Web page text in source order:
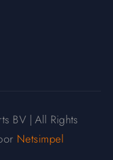
BV | All Rights
Netsimpel